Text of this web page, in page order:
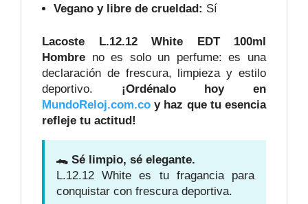
Vegano y libre de crueldad: Sí
Lacoste L.12.12 White EDT 100ml
Hombre no es solo un perfume: es una
declaración de frescura, limpieza y estilo
deportivo. ¡Ordénalo hoy en
MundoReloj.com.co y haz que tu esencia
refleje tu actitud!
🐊 Sé limpio, sé elegante.
L.12.12 White es tu fragancia para
conquistar con frescura deportiva.